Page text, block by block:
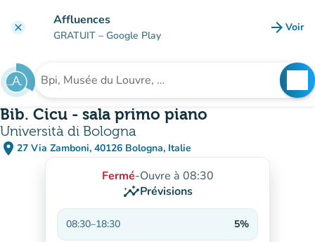
clear Affluences
GRATUIT – Google Play arrow_forward Voir
Rechercher un établissement
Bib. Cicu - sala primo piano
Università di Bologna
place 27 Via Zamboni, 40126 Bologna, Italie
(ouvrir dans Google Maps)
(nouvel onglet)
Fermé-Ouvre à 08:30
insightsPrévisions
08:30–18:30 5%